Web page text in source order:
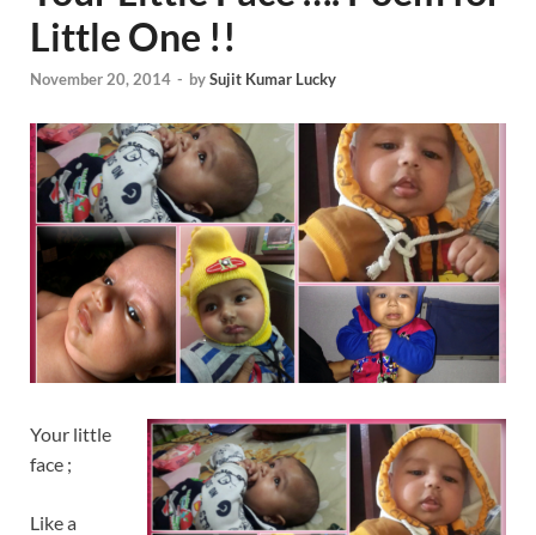
Little One !!
November 20, 2014 - bySujit Kumar Lucky
Your little
face ;
Like a